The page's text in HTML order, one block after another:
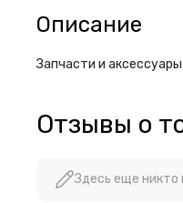
Описание
Запчасти и
Отзывы о
Здесь еще никто